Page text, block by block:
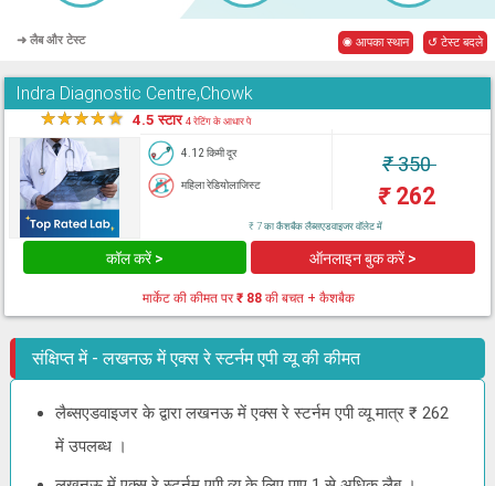
➜ लैब और टेस्ट ◉ आपका स्थान ↺ टेस्ट बदले
Indra Diagnostic Centre,Chowk
★★★★★ 4.5 स्टार4 रेटिंग के आधार पे
4.12 किमी दूर
महिला रेडियोलाजिस्ट
₹350
₹262
₹ 7 का कैशबैक लैब्सएडवाइजर वॉलेट में
कॉल करें > ऑनलाइन बुक करें >
मार्केट की कीमत पर₹ 88 की बचत + कैशबैक
संक्षिप्त में - लखनऊ में एक्स रे स्टर्नम एपी व्यू की कीमत
लैब्सएडवाइजर के द्वारा लखनऊ में एक्स रे स्टर्नम एपी व्यू मात्र ₹ 262
में उपलब्ध ।